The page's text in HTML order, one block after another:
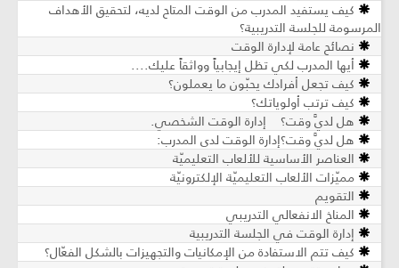
كيف يستفيد المدرب من الوقت المتاح لديه، لتحقيق الأهداف
المرسومة للجلسة التدريبية؟
نصائح عامة لإدارة الوقت
أيها المدرب لكي تظل إيجابياً وواثقاً عليك....
كيف تجعل أفرادك يحبّون ما يعملون؟
كيف ترتب أولوياتك؟
هل لديَّ وقت؟ إدارة الوقت الشخصي.
هل لديَّ وقت؟إدارة الوقت لدى المدرب:
العناصر الأساسية للألعاب التعليميّة
مميّزات الألعاب التعليميّة الإلكترونيّة
التقويم
المناخ الانفعالي التدريبي
إدارة الوقت في الجلسة التدريبية
كيف تتم الاستفادة من الإمكانيات والتجهيزات بالشكل الفعّال؟